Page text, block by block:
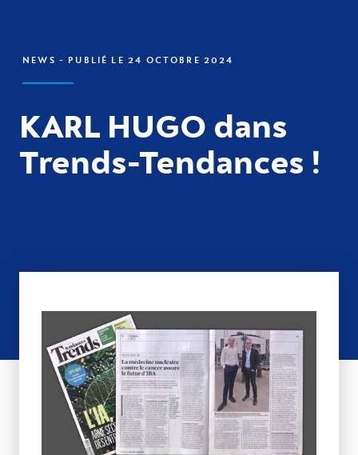
NEWS - PUBLIÉ LE 24 OCTOBRE 2024
KARL HUGO dans
Trends-Tendances !